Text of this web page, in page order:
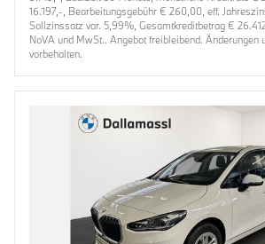
16.197,-, Bearbeitungsgebühr € 260,00, eff.
Sollzinssatz var. 5,99%, Gesamtkreditbetrag €
NoVA und MwSt.. Angebot freibleibend. Änderungen
vorbehalten.